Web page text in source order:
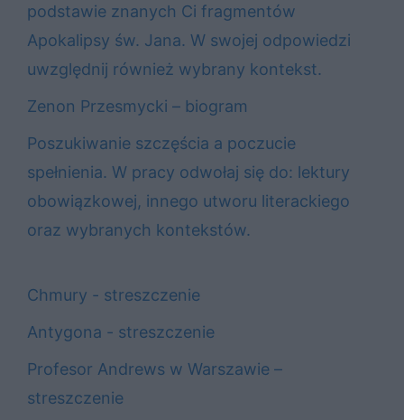
podstawie znanych Ci fragmentów
Apokalipsy św. Jana. W swojej odpowiedzi
uwzględnij również wybrany kontekst.
Zenon Przesmycki – biogram
Poszukiwanie szczęścia a poczucie
spełnienia. W pracy odwołaj się do: lektury
obowiązkowej, innego utworu literackiego
oraz wybranych kontekstów.
Chmury - streszczenie
Antygona - streszczenie
Profesor Andrews w Warszawie –
streszczenie